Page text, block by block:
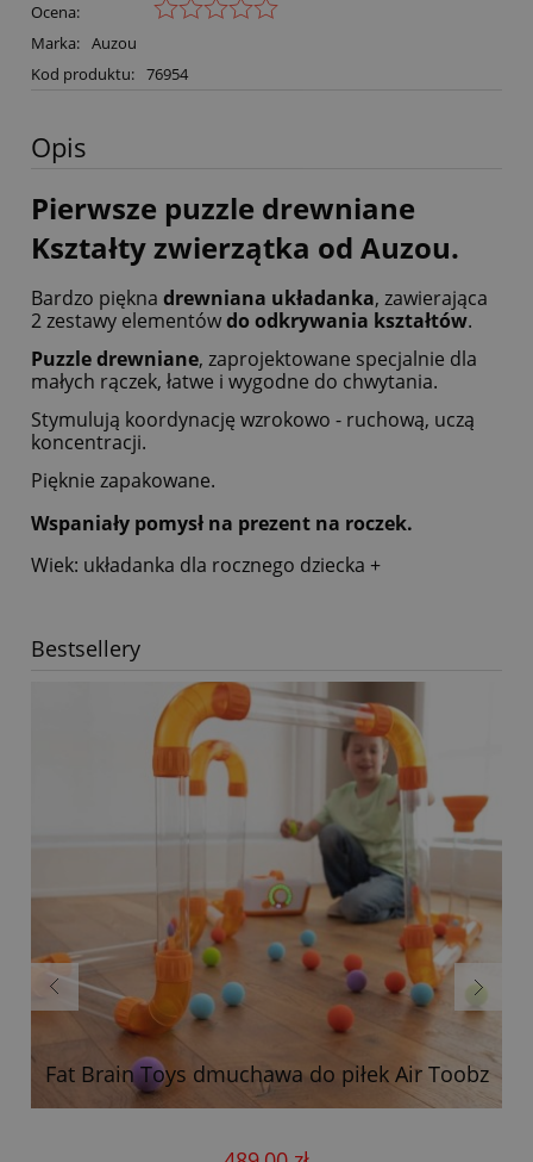
Ocena:
Marka: Auzou
Kod produktu: 76954
Opis
Pierwsze puzzle drewniane
Kształty zwierzątka od Auzou.
Bardzo piękna drewniana układanka, zawierająca
2 zestawy elementówdo odkrywania kształtów.
Puzzle drewniane, zaprojektowane specjalnie dla
małych rączek, łatwe i wygodne do chwytania.
Stymulują koordynację wzrokowo - ruchową, uczą
koncentracji.
Pięknie zapakowane.
Wspaniały pomysł na prezent na roczek.
Wiek: układanka dla rocznego dziecka +
Bestsellery
Fat Brain Toys dmuchawa do piłek Air Toobz